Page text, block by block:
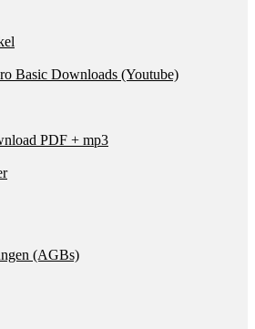
Basic Downloads (Youtube)
PDF + mp3
(AGBs)